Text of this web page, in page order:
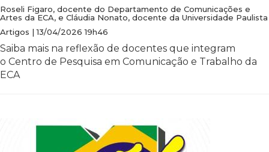
Roseli Figaro, docente do Departamento de Comunicações e
Artes da ECA, e Cláudia Nonato, docente da Universidade Paulista
Artigos | 13/04/2026 19h46
Saiba mais na reflexão de docentes que integram
o Centro de Pesquisa em Comunicação e Trabalho da
ECA